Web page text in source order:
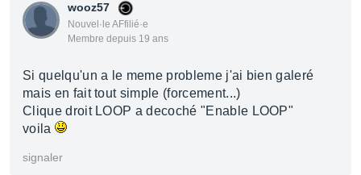
wooz57
Nouvel·le AFfilié·e
Membre depuis 19 ans
Si quelqu'un a le meme probleme j'ai bien galeré
mais en fait tout simple (forcement...)
Clique droit LOOP a decoché "Enable LOOP"
voila
signaler